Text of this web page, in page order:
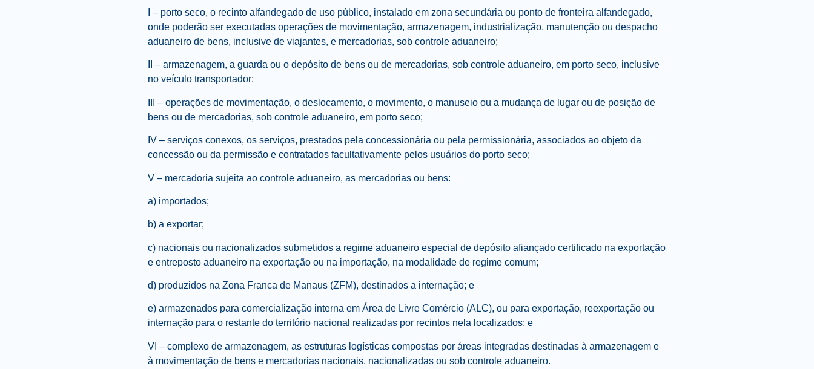
I – porto seco, o recinto alfandegado de uso público, instalado em zona secundária ou ponto de fronteira alfandegado,
onde poderão ser executadas operações de movimentação, armazenagem, industrialização, manutenção ou despacho
aduaneiro de bens, inclusive de viajantes, e mercadorias, sob controle aduaneiro;
II – armazenagem, a guarda ou o depósito de bens ou de mercadorias, sob controle aduaneiro, em porto seco, inclusive
no veículo transportador;
III – operações de movimentação, o deslocamento, o movimento, o manuseio ou a mudança de lugar ou de posição de
bens ou de mercadorias, sob controle aduaneiro, em porto seco;
IV – serviços conexos, os serviços, prestados pela concessionária ou pela permissionária, associados ao objeto da
concessão ou da permissão e contratados facultativamente pelos usuários do porto seco;
V – mercadoria sujeita ao controle aduaneiro, as mercadorias ou bens:
a) importados;
b) a exportar;
c) nacionais ou nacionalizados submetidos a regime aduaneiro especial de depósito afiançado certificado na exportação
e entreposto aduaneiro na exportação ou na importação, na modalidade de regime comum;
d) produzidos na Zona Franca de Manaus (ZFM), destinados a internação; e
e) armazenados para comercialização interna em Área de Livre Comércio (ALC), ou para exportação, reexportação ou
internação para o restante do território nacional realizadas por recintos nela localizados; e
VI – complexo de armazenagem, as estruturas logísticas compostas por áreas integradas destinadas à armazenagem e
à movimentação de bens e mercadorias nacionais, nacionalizadas ou sob controle aduaneiro.